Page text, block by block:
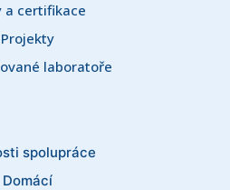
a certifikace
Projekty
laboratoře
spolupráce
Domácí